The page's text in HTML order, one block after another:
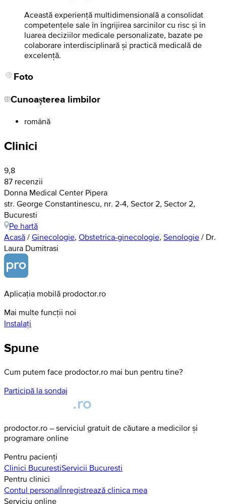
Această experiență multidimensională a consolidat
competențele sale în îngrijirea sarcinilor cu risc și în
luarea deciziilor medicale personalizate, bazate pe
colaborare interdisciplinară și practică medicală de
excelență.
Foto
Cunoașterea limbilor
română
Clinici
9,8
87 recenzii
Donna Medical Center Pipera
str. George Constantinescu, nr. 2-4, Sector 2, Sector 2,
Bucuresti
Pe hartă
Acasă / Ginecologie, Obstetrica-ginecologie, Senologie / Dr.
Laura Dumitrasi
Aplicația mobilă prodoctor.ro
Mai multe funcții noi
Instalați
Spune
Cum putem face prodoctor.ro mai bun pentru tine?
Participă la sondaj
prodoctor.ro – serviciul gratuit de căutare a medicilor și
programare online
Pentru pacienți
Clinici BucurestiServicii Bucuresti
Pentru clinici
Contul personalÎnregistrează clinica mea
Serviciu online